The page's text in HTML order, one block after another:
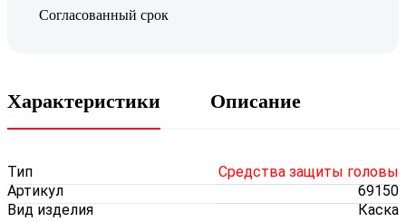
Согласованный срок
Характеристики Описание
Тип
Средства защиты головы
Артикул
69150
Вид изделия
Каска